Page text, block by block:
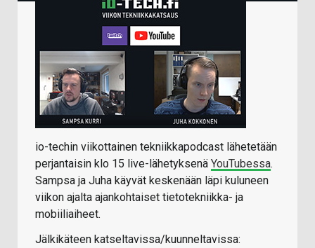
io-techin viikottainen tekniikkapodcast lähetetään
perjantaisin klo 15 live-lähetyksenä YouTubessa.
Sampsa ja Juha käyvät keskenään läpi kuluneen
viikon ajalta ajankohtaiset tietotekniikka- ja
mobiiliaiheet.
Jälkikäteen katseltavissa/kuunneltavissa: